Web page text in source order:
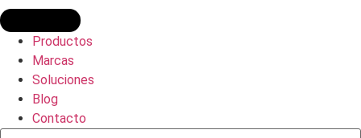
Productos
Marcas
Soluciones
Blog
Contacto
Búsqueda